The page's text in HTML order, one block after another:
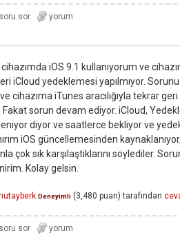
iOS 9.1 kullanıyorum ve
iCloud yedeklemesi yapılmıyor.
cihazıma iTunes aracılığıyla tekrar
sorun devam ediyor. iCloud,
diyor ve saatlerce bekliyor ve
iOS güncellemesinden
çok sık karşılaştıklarını söylediler.
Kolay gelsin.
Deneyimli (3,480 puan) tarafından